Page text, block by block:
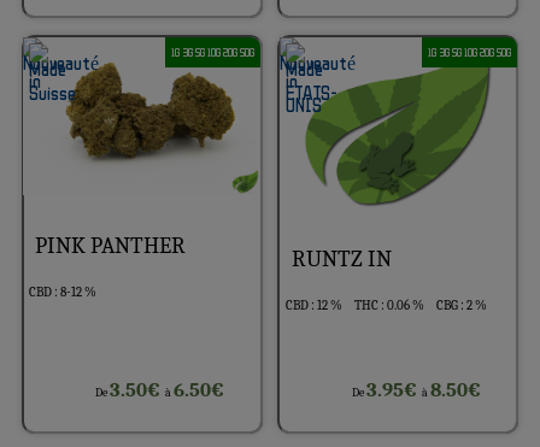
1G 3G 5G 10G 20G 50G
PINK PANTHER
CBD : 8-12 %
De3.50€à6.50€
1G 3G 5G 10G 20G 50G
RUNTZ IN
CBD : 12 % THC : 0.06 % CBG : 2 %
De3.95€ à8.50€